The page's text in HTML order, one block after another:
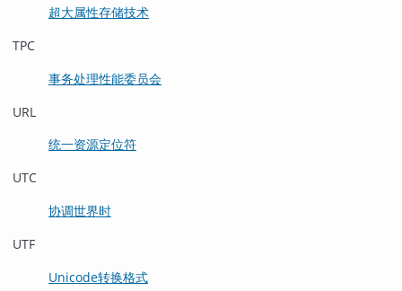
超大属性存储技术
TPC
事务处理性能委员会
URL
统一资源定位符
UTC
协调世界时
UTF
Unicode转换格式